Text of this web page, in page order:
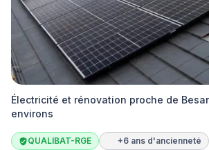
Électricité et rénovation proche de
environs
QUALIBAT-RGE +6 ans d'ancienneté